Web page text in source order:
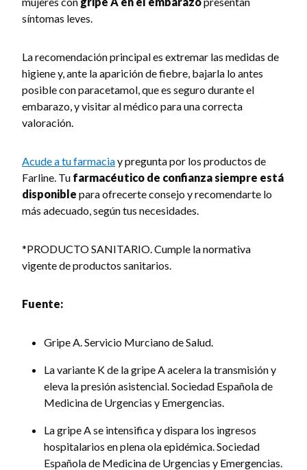
síntomas leves.
La recomendación principal es extremar las medidas de
higiene y, ante la aparición de fiebre, bajarla lo antes
posible con paracetamol, que es seguro durante el
embarazo, y visitar al médico para una correcta
valoración.
Acude a tu farmaciay pregunta por los productos de
Farline. Tu farmacéutico de confianza siempre está
disponible para ofrecerte consejo y recomendarte lo
más adecuado, según tus necesidades.
*PRODUCTO SANITARIO. Cumple la normativa
vigente de productos sanitarios.
Fuente:
Gripe A. Servicio Murciano de Salud.
La variante K de la gripe A acelera la transmisión y
eleva la presión asistencial. Sociedad Española de
Medicina de Urgencias y Emergencias.
La gripe A se intensifica y dispara los ingresos
hospitalarios en plena ola epidémica. Sociedad
Española de Medicina de Urgencias y Emergencias.